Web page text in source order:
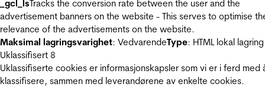
_gcl_lsTracks the conversion rate between the user and the
advertisement banners on the website - This serves to optimise
relevance of the advertisements on the website.
Maksimal lagringsvarighet: VedvarendeType: HTML lokal lagring
Uklassifisert 8
Uklassifiserte cookies er informasjonskapsler som vi er i ferd med
klassifisere, sammen med leverandørene av enkelte cookies.